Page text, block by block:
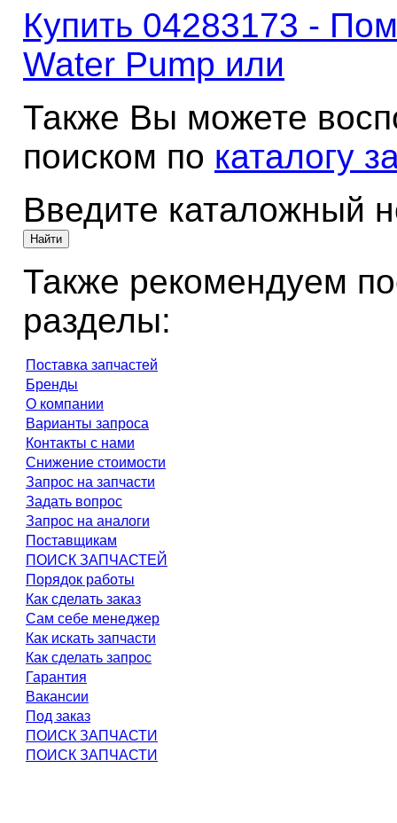
Купить 04283173 -
Water Pump или
Также Вы можете
поиском по каталогу
Введите каталожный
Также рекомендуем
разделы:
Поставка запчастей
Бренды
О компании
Варианты запроса
Контакты с нами
Снижение стоимости
Запрос на запчасти
Задать вопрос
Запрос на аналоги
Поставщикам
ПОИСК ЗАПЧАСТЕЙ
Порядок работы
Как сделать заказ
Сам себе менеджер
Как искать запчасти
Как сделать запрос
Гарантия
Вакансии
Под заказ
ПОИСК ЗАПЧАСТИ
ПОИСК ЗАПЧАСТИ